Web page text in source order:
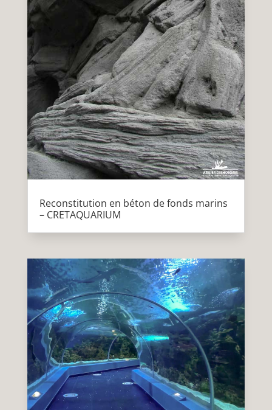
Reconstitution en béton de fonds marins
– CRETAQUARIUM